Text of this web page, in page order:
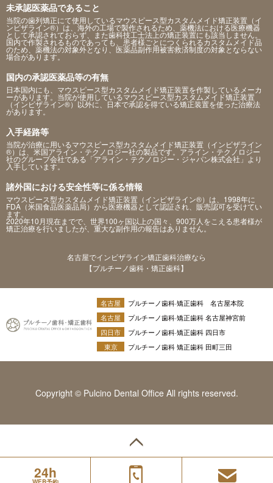
未承認医薬品であること
当院の歯列矯正にて使用しているマウスピース型カスタムメイド矯正装置（イ
ンビザライン®）は、海外の工場で製作されるため、薬機法における医療機器
として承認されておらず、また歯科技工士法上の矯正装置にも該当しません。
国内で作製されるものであっても、患者様ごとにつくられるカスタムメイド品
のため、薬機法の対象外となり、医薬品副作用被害救済制度の対象とならない
場合があります。
国内の承認医薬品等の有無
日本国内にも、マウスピース型カスタムメイド矯正装置を作製しているメーカ
ーがあります。当院が使用しているマウスピース型カスタムメイド矯正装置
（インビザライン®）以外に、日本で承認を得ている矯正装置を使った治療法
があります。
入手経路等
当院が治療に用いるマウスピース型カスタムメイド矯正装置（インビザライン
®）は、米国アライン・テクノロジー社の製品です。アライン・テクノロジー
社のグループ会社である「アライン・テクノロジー・ジャパン株式会社」より
入手しています。
諸外国における安全性等に係る情報
マウスピース型カスタムメイド矯正装置（インビザライン®）は、1998年に
FDA（米国食品医薬品局）から医療機器として認証され、販売認可を受けてい
ます。
2020年10月現在までで、世界100ヶ国以上の国々、900万人をこえる患者様が
矯正治療を行いましたが、重大な副作用の報告はありません。
名古屋でインビザライン矯正歯科治療なら
【プルチーノ歯科・矯正歯科】
名古屋
プルチーノ歯科·矯正歯科 名古屋本院
名古屋
プルチーノ歯科·矯正歯科 名古屋神宮前
四日市
プルチーノ歯科·矯正歯科 四日市
東京
プルチーノ歯科 矯正歯科 田町三田
Copyright © Pulcino Dental Office All rights reserved.
24h